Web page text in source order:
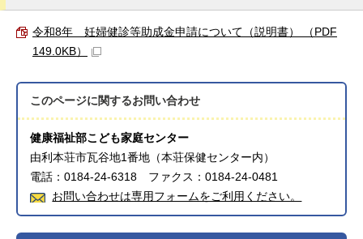
令和8年 妊婦健診等助成金申請について（説明書） （PDF
149.0KB）
このページに関するお問い合わせ
健康福祉部こども家庭センター
由利本荘市瓦谷地1番地（本荘保健センター内）
電話：0184-24-6318 ファクス：0184-24-0481
お問い合わせは専用フォームをご利用ください。